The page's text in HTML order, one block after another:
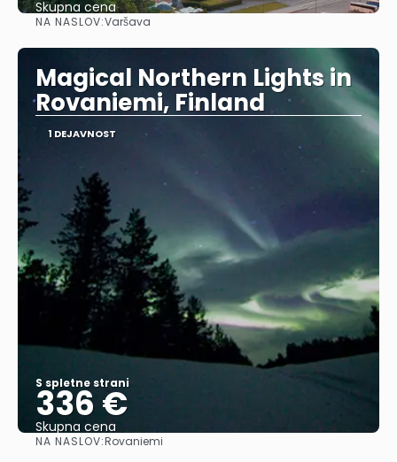
Skupna cena
NA NASLOV:Varšava
Magical Northern Lights in
Rovaniemi, Finland
1 DEJAVNOST
S spletne strani
336 €
Skupna cena
NA NASLOV:Rovaniemi